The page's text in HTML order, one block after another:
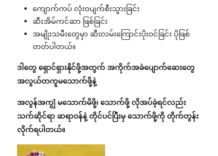
ကျောက်ကပ် လုံးဝပျက်စီးသွားခြင်း
ဆီးအိမ်ကင်ဆာ ဖြစ်ခြင်း
အမျိုးသမီးတွေမှာ ဆီးလမ်းကြောင်းပိုးဝင်ခြင်း ပိုဖြစ်
တတ်ပါတယ်။
ဒါတွေ ရှောင်ရှားနိုင်ဖို့အတွက် အကိုက်အခဲပျောက်ဆေးတွေ
အလွယ်တကူမသောက်ဖို့နဲ့
အလွန်အကျွံ မသောက်မိဖို့၊ သောက်ဖို့ လိုအပ်ခဲ့ရင်လည်း
သက်ဆိုင်ရာ ဆရာဝန်နဲ့ တိုင်ပင်ပြီးမှ သောက်ဖို့ကို တိုက်တွန်း
လိုက်ရပါတယ်။